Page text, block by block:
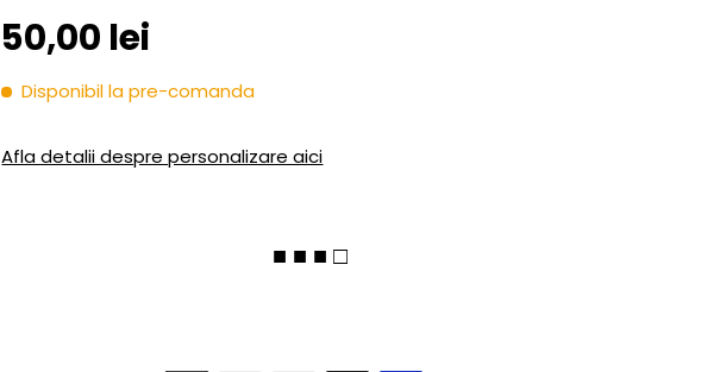
Pret initial
50,00 lei
Disponibil la pre-comanda
Afla detalii despre personalizare aici
■ ■ ■ □